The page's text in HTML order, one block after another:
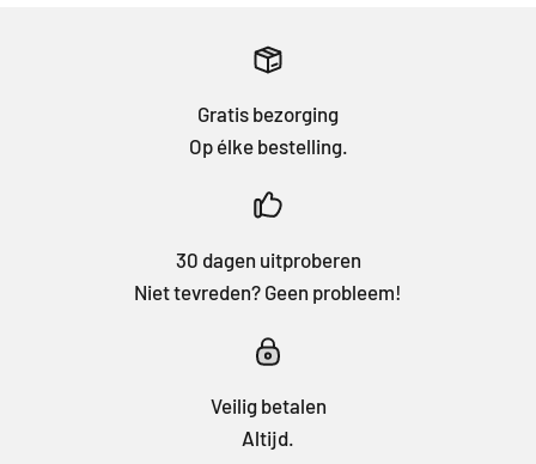
Gratis bezorging
Op élke bestelling.
30 dagen uitproberen
Niet tevreden? Geen probleem!
Veilig betalen
Altijd.